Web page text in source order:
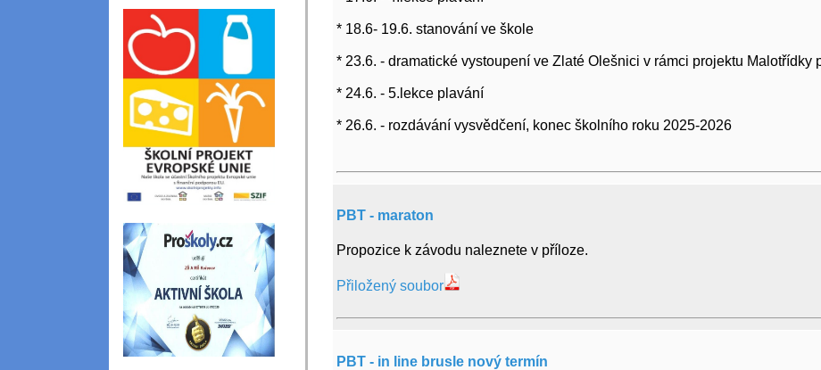
* 18.6- 19.6. stanování ve škole
* 23.6. - dramatické vystoupení ve Zlaté Olešnici v rámci projektu Malotřídky
* 24.6. - 5.lekce plavání
* 26.6. - rozdávání vysvědčení, konec školního roku 2025-2026
PBT - maraton
Propozice k závodu naleznete v příloze.
Přiložený soubor
PBT - in line brusle nový termín